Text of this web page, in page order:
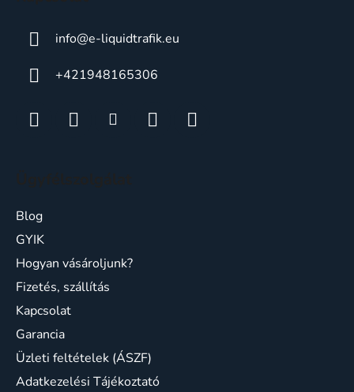
info@e-liquidtrafik.eu
+421948165306
Blog
GYIK
Hogyan vásároljunk?
Fizetés, szállítás
Kapcsolat
Garancia
Üzleti feltételek (ÁSZF)
Adatkezelési Tájékoztató